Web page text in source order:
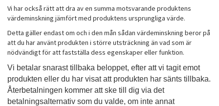
Vi har också rätt att dra av en summa motsvarande produktens
värdeminskning jämfört med produktens ursprungliga värde.
Detta gäller endast om och i den mån sådan värdeminskning beror på
att du har använt produkten i större utsträckning än vad som är
nödvändigt för att fastställa dess egenskaper eller funktion.
Vi betalar snarast tillbaka beloppet, efter att vi tagit emot
produkten eller du har visat att produkten har sänts tillbaka.
Återbetalningen kommer att ske till dig via det
betalningsalternativ som du valde, om inte annat